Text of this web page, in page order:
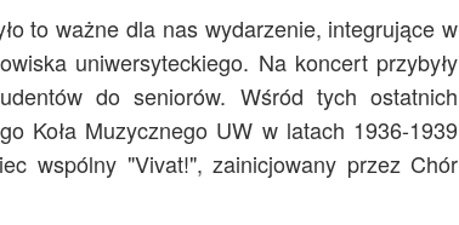
to ważne dla nas wydarzenie, integrujące w
uniwersyteckiego. Na koncert przybyły
do seniorów. Wśród tych ostatnich
Koła Muzycznego UW w latach 1936-1939
wspólny "Vivat!", zainicjowany przez Chór